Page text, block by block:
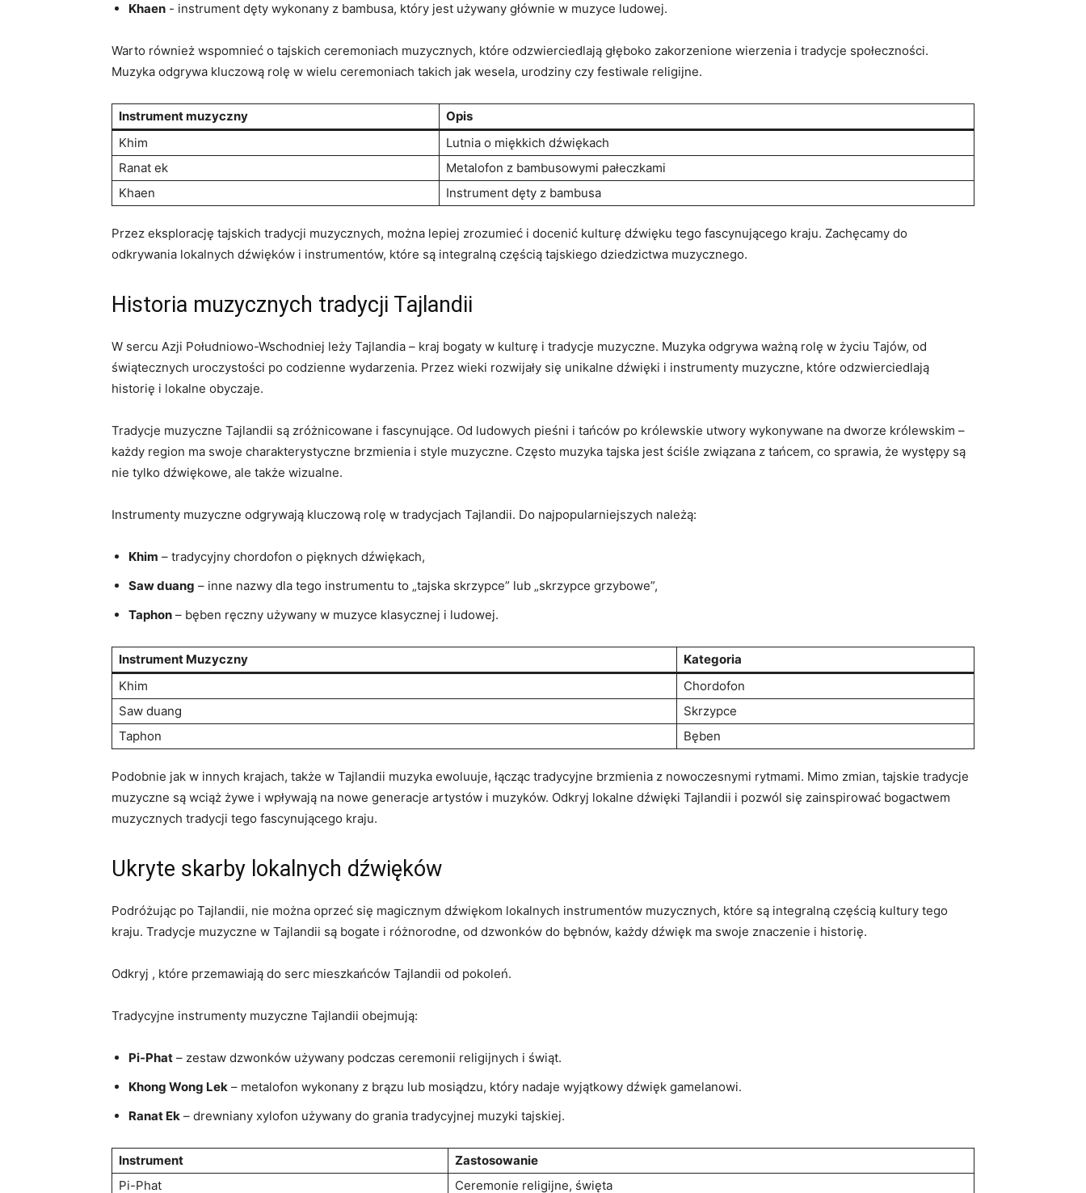
Khaen ⁢- instrument dęty wykonany z bambusa, który jest używany głównie w ​muzyce ludowej.
Warto również wspomnieć‌ o ⁢tajskich ceremoniach muzycznych, które odzwierciedlają głęboko zakorzenione wierzenia i⁣ tradycje społeczności.
Muzyka odgrywa kluczową rolę‌ w wielu ceremoniach takich jak wesela, urodziny czy festiwale religijne.
Instrument‍ muzyczny
Opis
Khim
Lutnia o miękkich dźwiękach
Ranat ek
Metalofon ​z bambusowymi pałeczkami
Khaen
Instrument dęty z bambusa
Przez eksplorację tajskich tradycji muzycznych, można ⁣lepiej zrozumieć i docenić kulturę​ dźwięku tego fascynującego kraju. Zachęcamy do
odkrywania lokalnych dźwięków i instrumentów, ⁣które ⁢są​ integralną częścią tajskiego dziedzictwa muzycznego.
Historia muzycznych ⁣tradycji ⁢Tajlandii
W sercu Azji Południowo-Wschodniej leży Tajlandia – kraj bogaty w kulturę i tradycje muzyczne. Muzyka‍ odgrywa ważną rolę w ⁣życiu Tajów, od
świątecznych uroczystości po codzienne wydarzenia. Przez wieki rozwijały​ się unikalne dźwięki i instrumenty ​muzyczne,‍ które odzwierciedlają
historię‍ i lokalne obyczaje.
Tradycje muzyczne Tajlandii są zróżnicowane⁤ i fascynujące. Od ludowych pieśni i tańców po królewskie utwory wykonywane na dworze ⁣królewskim –
każdy region ma⁣ swoje charakterystyczne brzmienia i style muzyczne. ⁣Często muzyka ‍tajska jest ściśle związana z tańcem, ‌co sprawia, że występy są
nie‌ tylko dźwiękowe, ale także wizualne.
Instrumenty muzyczne odgrywają kluczową rolę w tradycjach Tajlandii. Do najpopularniejszych należą:
Khim – tradycyjny chordofon ‌o pięknych dźwiękach,
Saw⁢ duang – inne nazwy ‌dla tego instrumentu to „tajska ⁢skrzypce” lub „skrzypce grzybowe”,
Taphon – bęben ręczny używany w muzyce klasycznej i ludowej.
Instrument Muzyczny
Kategoria
Khim
Chordofon
Saw⁣ duang
Skrzypce
Taphon
Bęben
Podobnie jak w innych krajach, ‍także w Tajlandii muzyka ewoluuje, łącząc tradycyjne brzmienia z‌ nowoczesnymi​ rytmami. Mimo zmian, tajskie tradycje
muzyczne są wciąż żywe i wpływają na nowe generacje artystów i muzyków. Odkryj lokalne dźwięki Tajlandii i pozwól‌ się zainspirować ⁣bogactwem‌
muzycznych⁤ tradycji tego fascynującego kraju.
Ukryte skarby lokalnych dźwięków
Podróżując po Tajlandii, nie można oprzeć się magicznym dźwiękom lokalnych instrumentów muzycznych, które są integralną częścią kultury ​tego
kraju. Tradycje ‍muzyczne ⁣w Tajlandii są bogate i różnorodne, od dzwonków do bębnów, każdy dźwięk ma swoje znaczenie i historię.
Odkryj , które przemawiają do serc‌ mieszkańców Tajlandii od pokoleń.
Tradycyjne instrumenty muzyczne ⁢Tajlandii obejmują:
Pi-Phat – zestaw‍ dzwonków używany podczas ceremonii religijnych i świąt.
Khong ‌Wong Lek – metalofon wykonany‍ z brązu lub mosiądzu, który nadaje wyjątkowy dźwięk gamelanowi.
Ranat Ek – drewniany xylofon używany do grania tradycyjnej muzyki ‌tajskiej.
Instrument
Zastosowanie
Pi-Phat
Ceremonie religijne, ⁤święta